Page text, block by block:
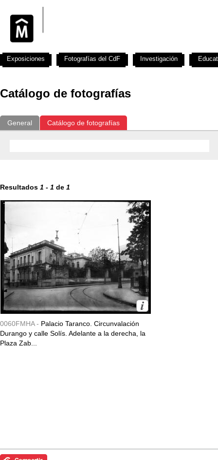
Catálogo de fotografías
General Catálogo de fotografías
Resultados 1 - 1 de 1
0060FMHA - Palacio Taranco. Circunvalación
Durango y calle Solís. Adelante a la derecha, la
Plaza Zab...
Exposiciones Fotografías del CdF Investigación